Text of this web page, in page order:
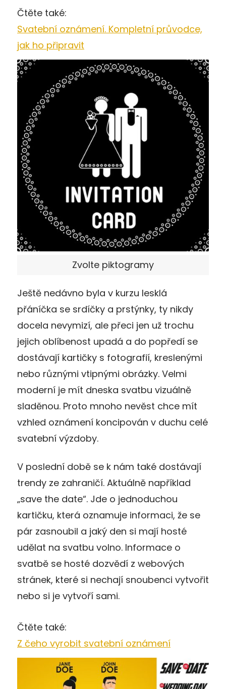
Čtěte také:
Svatební oznámení. Kompletní průvodce,
jak ho připravit
Zvolte piktogramy
Ještě nedávno byla v kurzu lesklá
přáníčka se srdíčky a prstýnky, ty nikdy
docela nevymizí, ale přeci jen už trochu
jejich oblíbenost upadá a do popředí se
dostávají kartičky s fotografií, kreslenými
nebo různými vtipnými obrázky. Velmi
moderní je mít dneska svatbu vizuálně
sladěnou. Proto mnoho nevěst chce mít
vzhled oznámení koncipován v duchu celé
svatební výzdoby.
V poslední době se k nám také dostávají
trendy ze zahraničí. Aktuálně například
„save the date“. Jde o jednoduchou
kartičku, která oznamuje informaci, že se
pár zasnoubil a jaký den si mají hosté
udělat na svatbu volno. Informace o
svatbě se hosté dozvědí z webových
stránek, které si nechají snoubenci vytvořit
nebo si je vytvoří sami.
Čtěte také:
Z čeho vyrobit svatební oznámení